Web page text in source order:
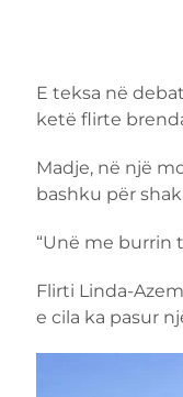
E teksa në
ketë flirte
Madje, në një
bashku për
“Unë me burrin
Flirti Linda-
e cila ka pasur